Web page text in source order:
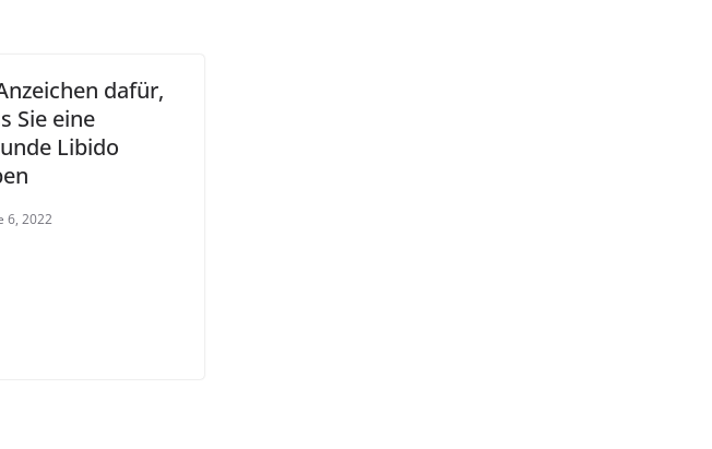
dafür,
Sie eine
Libido
6, 2022